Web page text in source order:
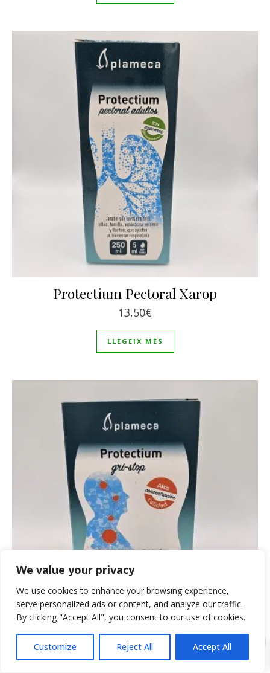
We value your privacy
We use cookies to enhance your browsing experience,
serve personalized ads or content, and analyze our traffic.
By clicking "Accept All", you consent to our use of cookies.
Customize Reject All Accept All
Protectium Pectoral Xarop
13,50€
LLEGEIX MÉS
Protectium Grip Stop
12,00€